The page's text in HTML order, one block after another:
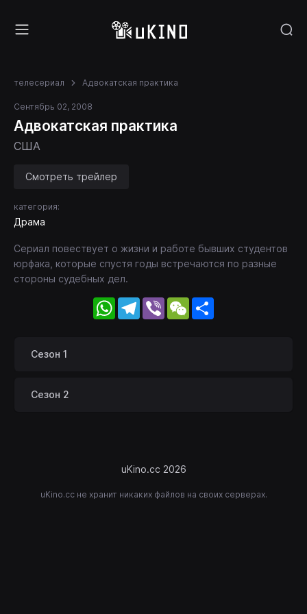
телесериал Адвокатская практика
Сентябрь 02, 2008
Адвокатская практика
США
Смотреть трейлер
категория:
Драма
Сериал повествует о жизни и работе бывших студентов
юрфака, которые спустя годы встречаются по разные
стороны судебных дел.
WhatsApp
Telegram
Viber WeChat
Сезон 1
Сезон 2
uKino.cc 2026
uKino.cc не хранит никаких файлов на своих серверах.